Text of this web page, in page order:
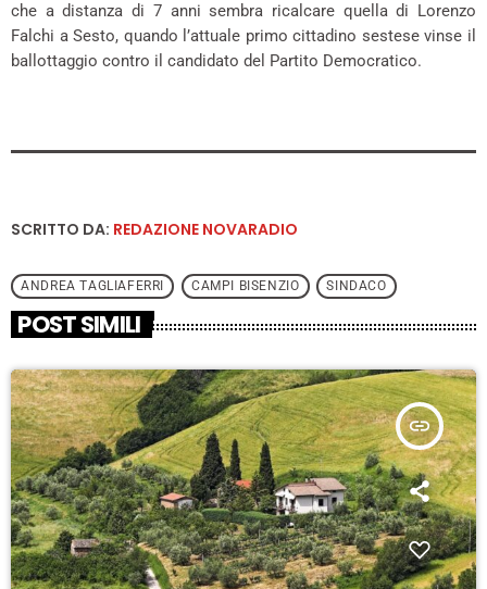
che a distanza di 7 anni sembra ricalcare quella di Lorenzo
Falchi a Sesto, quando l’attuale primo cittadino sestese vinse il
ballottaggio contro il candidato del Partito Democratico.
SCRITTO DA: REDAZIONE NOVARADIO
ANDREA TAGLIAFERRI CAMPI BISENZIO SINDACO
POST SIMILI
insert_link